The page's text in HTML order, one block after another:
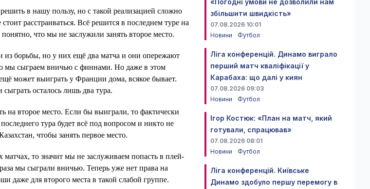
в нашу пользу, но с такой реализацией сложно
расстраиваться. Всё решится в последнем туре на
что мы не заслужили занять второе место.
борьбы, но у них ещё два матча и они опережают
мы сыграем вничью с финнами. Но даже в этом
может выиграть у Франции дома, всякое бывает.
осталось лишь два тура.
на второе место. Если бы выиграли, то фактически
тура будет всё под вопросом и никто не
чтобы занять первое место.
то значит мы не заслуживаем попасть в плей-
мы сыграли вничью. Теперь уже нет права на
даже для второго места в такой слабой группе.
«Погодні умови не дозволили нам
збільшити швидкість»
07.08.2026 10:01
Новини
Футбол
Ліга конференцій. Динамо виграло
перший матч кваліфікації у
Карабаха: що далі у киян
07.08.2026 09:03
Новини
Футбол
Ігор Костюк: «План на матч, який
готували, спрацював»
07.08.2026 08:01
Новини
Футбол
Ліга конференцій. Київське
Динамо здобуло першу перемогу в